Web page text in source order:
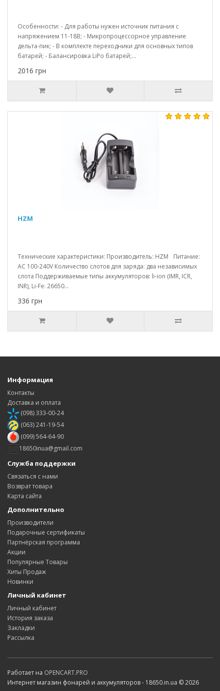
Особенности: - Для работы нужен источник питания с
напряжением 11-18В; - Микропроцессорное управление
дельта-пик; - В комплекте переходники для основных типов
батарей; - Балансировка LiPo батарей;...
2016 грн
HZM
Технические характеристики: Производитель: HZM Питание:
AC 100-240V Количество слотов для заряда: два независимых
слота Поддерживаемые типы аккумуляторов: li-ion (IMR, ICR,
INR), Li-Fe: 26650...
336 грн
Информация
Контакты
Доставка и оплата
(098) 333-00-24
(063) 241-19-54
(099) 564-64-90
18650inua@gmail.com
Служба поддержки
Связаться с нами
Возврат товара
Карта сайта
Дополнительно
Производители
Подарочные сертификаты
Партнёрская программа
Акции
Популярные Товары
Хиты Продаж
Новинки
Личный кабинет
Личный кабинет
История заказа
Закладки
Рассылка
Работает на OPENCART.PRO
Интернет магазин фонарей и аккумуляторов - 18650.in.ua © 2026